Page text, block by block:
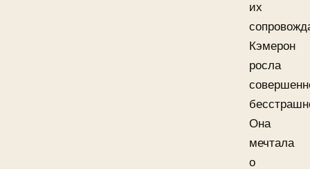
их
Кэмерон
росла
Она
мечтала
о